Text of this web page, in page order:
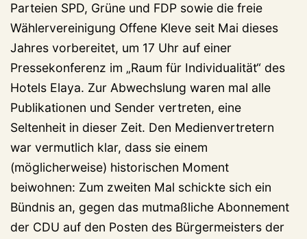
Parteien SPD, Grüne und FDP sowie die freie
Wählervereinigung Offene Kleve seit Mai dieses
Jahres vorbereitet, um 17 Uhr auf einer
Pressekonferenz im „Raum für Individualität“ des
Hotels Elaya. Zur Abwechslung waren mal alle
Publikationen und Sender vertreten, eine
Seltenheit in dieser Zeit. Den Medienvertretern
war vermutlich klar, dass sie einem
(möglicherweise) historischen Moment
beiwohnen: Zum zweiten Mal schickte sich ein
Bündnis an, gegen das mutmaßliche Abonnement
der CDU auf den Posten des Bürgermeisters der